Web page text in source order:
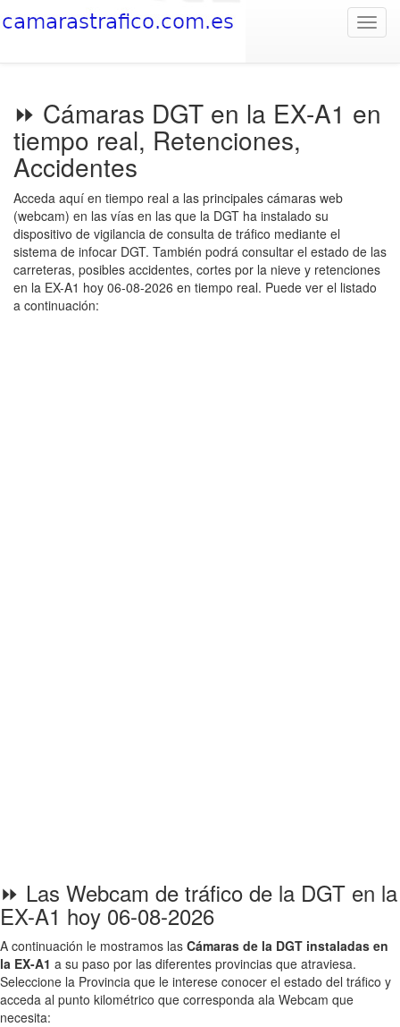
⏩ Cámaras DGT en la EX-A1 en
tiempo real, Retenciones,
Accidentes
Acceda aquí en tiempo real a las principales cámaras web
(webcam) en las vías en las que la DGT ha instalado su
dispositivo de vigilancia de consulta de tráfico mediante el
sistema de infocar DGT. También podrá consultar el estado de las
carreteras, posibles accidentes, cortes por la nieve y retenciones
en la EX-A1 hoy 06-08-2026 en tiempo real. Puede ver el listado
a continuación:
⏩ Las Webcam de tráfico de la DGT en la
EX-A1 hoy 06-08-2026
A continuación le mostramos las Cámaras de la DGT instaladas en
la EX-A1 a su paso por las diferentes provincias que atraviesa.
Seleccione la Provincia que le interese conocer el estado del tráfico y
acceda al punto kilométrico que corresponda ala Webcam que
necesita: